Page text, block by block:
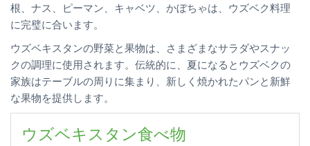
根、ナス、ピーマン、キャベツ、かぼちゃは、ウズベク料理
に完璧に合います。
ウズベキスタンの野菜と果物は、さまざまなサラダやスナッ
クの調理に使用されます。伝統的に、夏になるとウズベクの
家族はテーブルの周りに集まり、新しく焼かれたパンと新鮮
な果物を提供します。
ウズベキスタン食べ物